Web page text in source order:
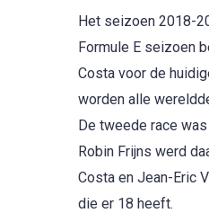
Het seizoen 2018-
Formule E seizoen
Costa voor de
worden alle
De tweede race
Robin Frijns werd
Costa en Jean-Eric
die er 18 heeft.